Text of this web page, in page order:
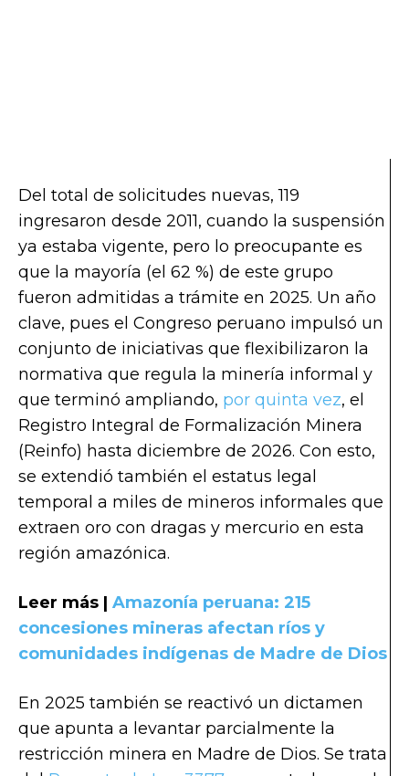
Del total de solicitudes nuevas, 119
ingresaron desde 2011, cuando la suspensión
ya estaba vigente, pero lo preocupante es
que la mayoría (el 62 %) de este grupo
fueron admitidas a trámite en 2025. Un año
clave, pues el Congreso peruano impulsó un
conjunto de iniciativas que flexibilizaron la
normativa que regula la minería informal y
que terminó ampliando, por quinta vez, el
Registro Integral de Formalización Minera
(Reinfo) hasta diciembre de 2026. Con esto,
se extendió también el estatus legal
temporal a miles de mineros informales que
extraen oro con dragas y mercurio en esta
región amazónica.
Leer más | Amazonía peruana: 215
concesiones mineras afectan ríos y
comunidades indígenas de Madre de Dios
En 2025 también se reactivó un dictamen
que apunta a levantar parcialmente la
restricción minera en Madre de Dios. Se trata